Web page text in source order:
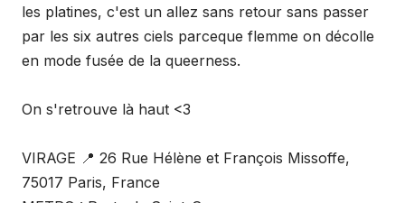
les platines, c'est un allez sans retour sans passer
par les six autres ciels parceque flemme on décolle
en mode fusée de la queerness.
On s'retrouve là haut <3
VIRAGE 📍 26 Rue Hélène et François Missoffe,
75017 Paris, France